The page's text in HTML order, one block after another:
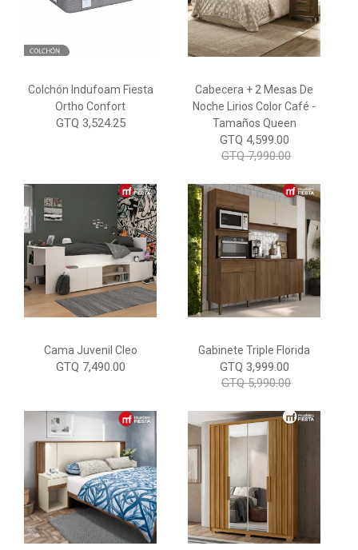
Colchón Indufoam Fiesta
Ortho Confort
GTQ 3,524.25
Cabecera + 2 Mesas De
Noche Lirios Color Café -
Tamaños Queen
GTQ 4,599.00
GTQ 7,990.00
Cama Juvenil Cleo
GTQ 7,490.00
Gabinete Triple Florida
GTQ 3,999.00
GTQ 5,990.00